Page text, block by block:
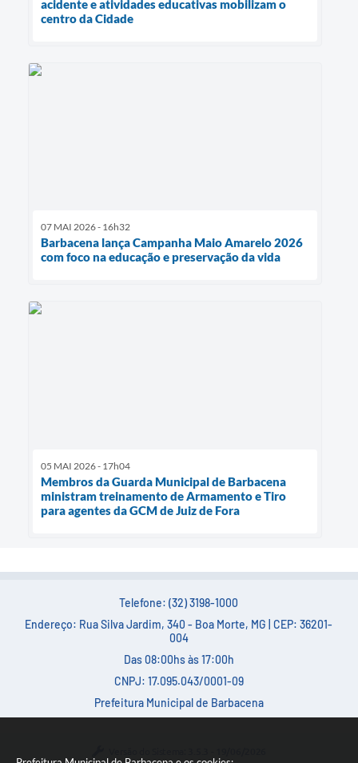
acidente e atividades educativas mobilizam o
centro da Cidade
07 MAI 2026 - 16h32
Barbacena lança Campanha Maio Amarelo 2026
com foco na educação e preservação da vida
05 MAI 2026 - 17h04
Membros da Guarda Municipal de Barbacena
ministram treinamento de Armamento e Tiro
para agentes da GCM de Juiz de Fora
Telefone: (32) 3198-1000
Endereço: Rua Silva Jardim, 340 - Boa Morte, MG | CEP: 36201-
004
Das 08:00hs às 17:00h
CNPJ: 17.095.043/0001-09
Prefeitura Municipal de Barbacena